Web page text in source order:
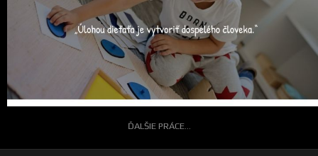
ĎALŠIE PRÁCE...